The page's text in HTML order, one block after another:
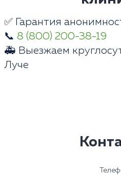
✅ Гарантия
📞 8 (800) 200-38-19
🚑 Выезжаем
Луче